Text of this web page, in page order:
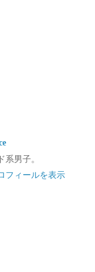
系男子。
フィールを表示